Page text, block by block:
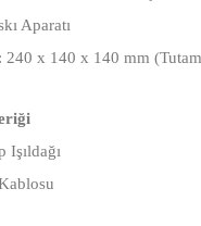
Aparatı
240 x 140 x 140 mm
Işıldağı